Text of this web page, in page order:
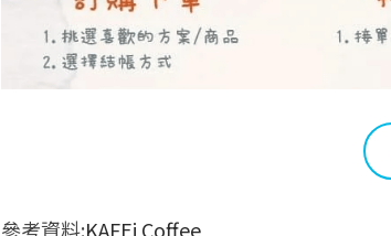
參考資料:KAFEi Coffee